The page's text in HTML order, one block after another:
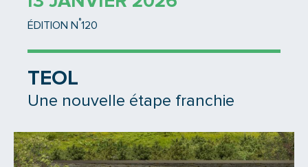
ÉDITION N °120
TEOL
Une nouvelle étape franchie